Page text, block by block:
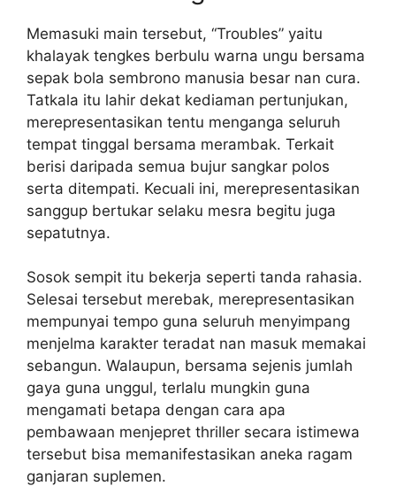
Memasuki main tersebut, “Troubles” yaitu
khalayak tengkes berbulu warna ungu bersama
sepak bola sembrono manusia besar nan cura.
Tatkala itu lahir dekat kediaman pertunjukan,
merepresentasikan tentu menganga seluruh
tempat tinggal bersama merambak. Terkait
berisi daripada semua bujur sangkar polos
serta ditempati. Kecuali ini, merepresentasikan
sanggup bertukar selaku mesra begitu juga
sepatutnya.
Sosok sempit itu bekerja seperti tanda rahasia.
Selesai tersebut merebak, merepresentasikan
mempunyai tempo guna seluruh menyimpang
menjelma karakter teradat nan masuk memakai
sebangun. Walaupun, bersama sejenis jumlah
gaya guna unggul, terlalu mungkin guna
mengamati betapa dengan cara apa
pembawaan menjepret thriller secara istimewa
tersebut bisa memanifestasikan aneka ragam
ganjaran suplemen.